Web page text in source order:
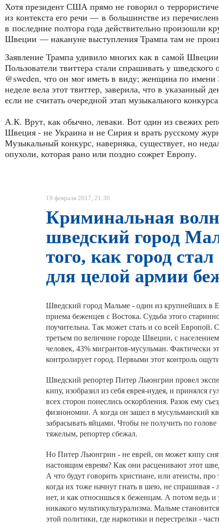
Хотя президент США прямо не говорил о
из контекста его речи — в большинстве из
в последние полтора года действительно произошли
Швеции — накануне выступления Трампа там не
Заявление Трампа удивило многих как в самой
Пользователи твиттера стали спрашивать у шведского
@sweden, что он мог иметь в виду; женщина по имени
неделе вела этот твиттер, заверила, что в указанный
если не считать очередной этап музыкального
А.К. Врут, как обычно, леваки. Вот один из свежих
Швеция - не Украина и не Сирия и врать русскому
Музыкальный конкурс, наверняка, существует, но
опухоли, которая рано или поздно сожрет Европу.
19 февраля 2017, 21:30
Криминальная
шведский город
того, как город
для целой армии
Шведский город Мальме - один из крупнейших в
приема беженцев с Востока. Судьба этого
поучительна. Так может стать и со всей Европой.
третьем по величине городе Швеции, с
человек, 43% мигрантов-мусульман. Фактически
контролирует город. Первыми этот контроль
Шведский репортер Питер Льюнгрин провел
кипу, изобразил из себя еврея-иудея, и принялся
всех сторон понеслись оскорбления. Разок ему
физиономии. А когда он зашел в мусульманский
забрасывать яйцами. Чтобы не получить по голове
тяжелым, репортер сбежал.
Но Питер Льюнгрин - не еврей, он может кипу
настоящим евреям? Как они расценивают этот
А что будут говорить христиане, или атеисты, про
когда их тоже начнут гнать в шею, не спрашивая -
нет, и как относишься к беженцам. А потом ведь и
никакого мультикультурализма. Мальме
этой политики, где наркотики и перестрелки -